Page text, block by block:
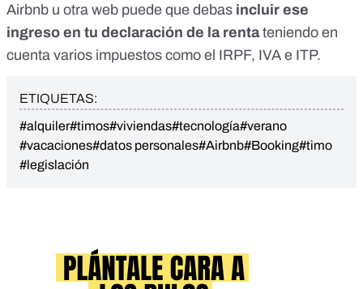
Airbnb u otra web puede que debas incluir ese
ingreso en tu declaración de la renta teniendo en
cuenta varios impuestos como el IRPF, IVA e ITP.
ETIQUETAS:
#alquiler#timos#viviendas#tecnología#verano
#vacaciones#datos personales#Airbnb#Booking#timo
#legislación